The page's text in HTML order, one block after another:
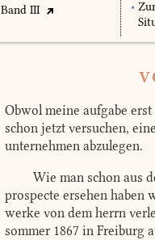
Band III
•
Obwol meine aufgabe
schon jetzt versuchen,
unternehmen abzulegen.
Wie man schon aus
prospecte ersehen haben
werke von dem herrn
sommer 1867 in Freiburg